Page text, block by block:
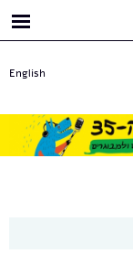
English